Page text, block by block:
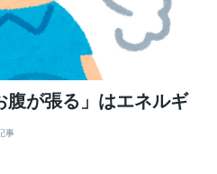
腹が張る」はエネルギ
事